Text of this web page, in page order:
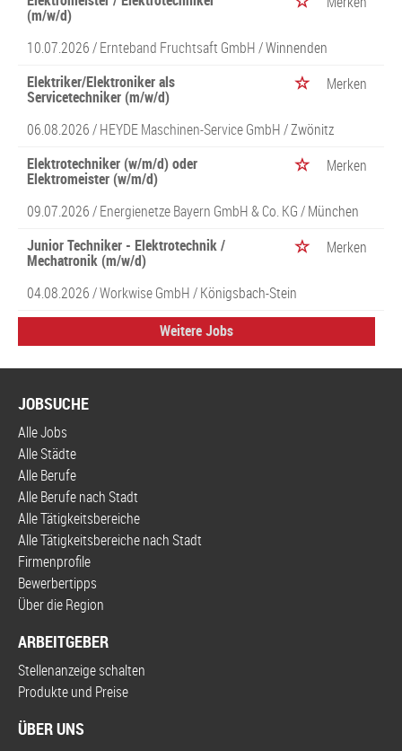
(m/w/d)
10.07.2026 /Ernteband Fruchtsaft GmbH/ Winnenden
Elektriker/Elektroniker als
Servicetechniker (m/w/d)
Merken
06.08.2026 /HEYDE Maschinen-Service GmbH/ Zwönitz
Elektrotechniker (w/m/d) oder
Elektromeister (w/m/d)
Merken
09.07.2026 /Energienetze Bayern GmbH & Co. KG/ München
Junior Techniker - Elektrotechnik /
Mechatronik (m/w/d)
Merken
04.08.2026 /Workwise GmbH/ Königsbach-Stein
Weitere Jobs
JOBSUCHE
Alle Jobs
Alle Städte
Alle Berufe
Alle Berufe nach Stadt
Alle Tätigkeitsbereiche
Alle Tätigkeitsbereiche nach Stadt
Firmenprofile
Bewerbertipps
Über die Region
ARBEITGEBER
Stellenanzeige schalten
Produkte und Preise
ÜBER UNS